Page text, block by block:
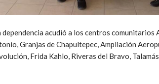
dependencia acudió a los centros comunitarios
Granjas de Chapultepec, Ampliación
Frida Kahlo, Riveras del Bravo,